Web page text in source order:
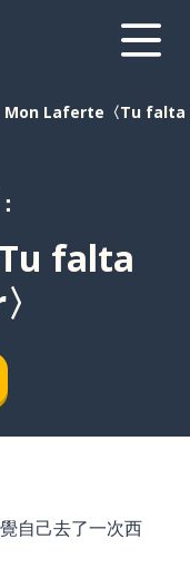
Mon Laferte〈Tu falta
falta
自己去了一次西